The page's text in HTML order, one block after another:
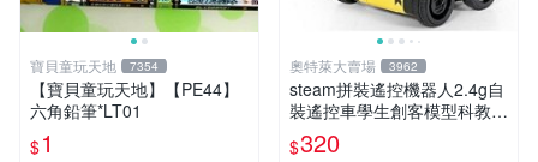
寶貝童玩天地 7354
【寶貝童玩天地】【PE44】
六角鉛筆*LT01
$1
奧特萊大賣場 3962
steam拼裝遙控機器人2.4g自
裝遙控車學生創客模型科教玩
具 推薦推薦締造W
$320